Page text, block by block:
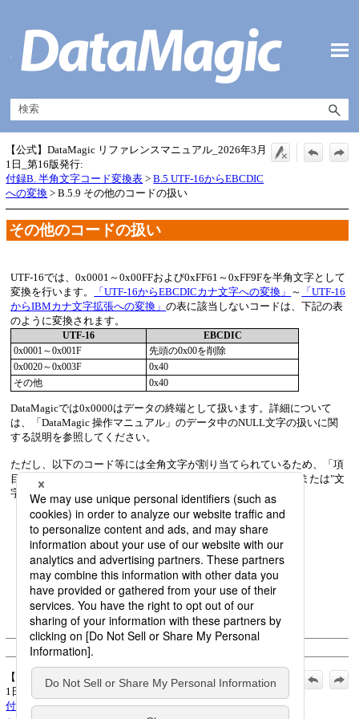
【公式】DataMagic リファレンスマニュアル_2026年3月
1日_第16版発行:
付録B. 半角文字コード変換表 >B.5 UTF-16からEBCDIC
への変換 >B.5.9 その他のコードの扱い
その他のコードの扱い
UTF-16では、0x0001～0x00FFおよび0xFF61～0xFF9Fを半角文字として
変換を行います。
「UTF-16からEBCDICカナ文字への変換」 ～ 「UTF-16
からIBMカナ文字拡張への変換」の表に該当しないコードは、下記の表
のように変換されます。
UTF-16
EBCDIC
0x0001～0x001F
先頭の0x00を削除
0x0020～0x003F
0x40
その他
0x40
DataMagicでは0x0000はデータの終端として扱います。詳細について
は、「DataMagic 操作マニュアル」のデータ中のNULL文字の扱いに関
する説明を参照してください。
ただし、以下のコード等には全角文字が割り当てられているため、「項
目タイプ」が"N（2バイト表示文字）"、"M（可変長文字）"、または"文
字データ"の場合は、全角文字として変換を行います。
0x00A7
: §
0x00A8
: ¨
0x00B0
: °
0x00B1
: ±
0x00B4
: ´
0x00B6
: ¶
0c00D7
: ×
0x00F7
: ÷
【公式】DataMagic リファレンスマニュアル_2026年3月
1日_第16版発行:
付録B. 半角文字コード変換表>B.5 UTF-16からEBCDIC